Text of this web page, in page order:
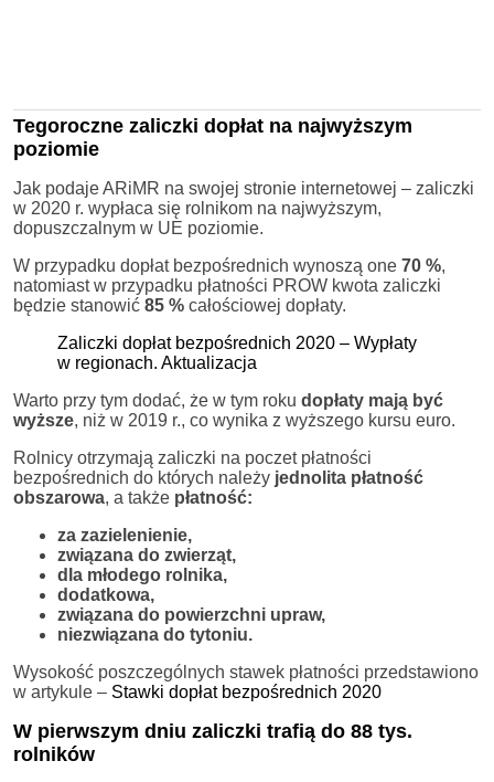
Tegoroczne zaliczki dopłat na najwyższym
poziomie
Jak podaje ARiMR na swojej stronie internetowej – zaliczki
w 2020 r. wypłaca się rolnikom na najwyższym,
dopuszczalnym w UE poziomie.
W przypadku dopłat bezpośrednich wynoszą one 70 %,
natomiast w przypadku płatności PROW kwota zaliczki
będzie stanowić 85 % całościowej dopłaty.
Zaliczki dopłat bezpośrednich 2020 – Wypłaty
w regionach. Aktualizacja
Warto przy tym dodać, że w tym roku dopłaty mają być
wyższe, niż w 2019 r., co wynika z wyższego kursu euro.
Rolnicy otrzymają zaliczki na poczet płatności
bezpośrednich do których należy jednolita płatność
obszarowa, a także płatność:
za zazielenienie,
związana do zwierząt,
dla młodego rolnika,
dodatkowa,
związana do powierzchni upraw,
niezwiązana do tytoniu.
Wysokość poszczególnych stawek płatności przedstawiono
w artykule – Stawki dopłat bezpośrednich 2020
W pierwszym dniu zaliczki trafią do 88 tys.
rolników